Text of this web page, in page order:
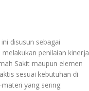
disusun sebagai
penilaian kinerja
Sakit maupun elemen
sesuai kebutuhan di
yang sering